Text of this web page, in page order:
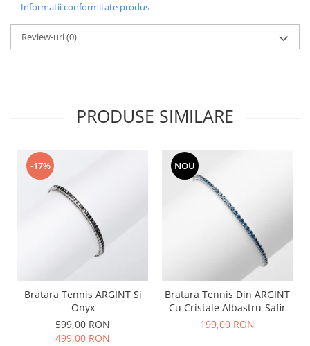
Informatii conformitate produs
Review-uri(0)
PRODUSE SIMILARE
-17%
Bratara Tennis ARGINT Si
Onyx
599,00 RON
499,00 RON
NOU
Bratara Tennis Din ARGINT
Cu Cristale Albastru-Safir
199,00 RON